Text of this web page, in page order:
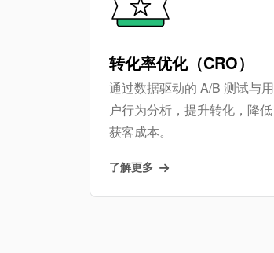
转化率优化（CRO）
通过数据驱动的 A/B 测试与用
户行为分析，提升转化，降低
获客成本。
了解更多